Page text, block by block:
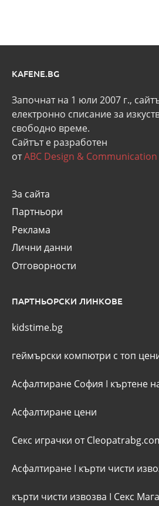
KAFENE.BG
Започнат на 1 юли 2007 г.,
eлектронно списание за
свободно време.
Сайтът е разработен
отABC Design & Communication
За сайта
Партньори
Реклама
Лични данни
Отговорности
ПАРТНЬОРСКИ ЛИНКОВЕ
kidstime.bg
геймърски компютри с топ
Асфалтиране София I къртене
Асфалтиране цени
Секс играчки от
Асфалтиране I кърти чисти
кърти чисти извозва I Секс